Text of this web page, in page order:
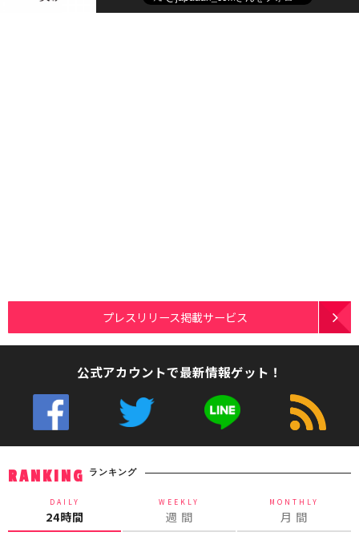
プレスリリース掲載サービス
公式アカウントで最新情報ゲット！
RANKING ランキング
DAILY
24時間
WEEKLY
週 間
MONTHLY
月 間